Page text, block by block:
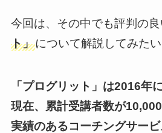
今回は、その中でも評判の良
ト」について解説してみたい
「プログリット」は2016年
現在、累計受講者数が
実績のあるコーチングサービ